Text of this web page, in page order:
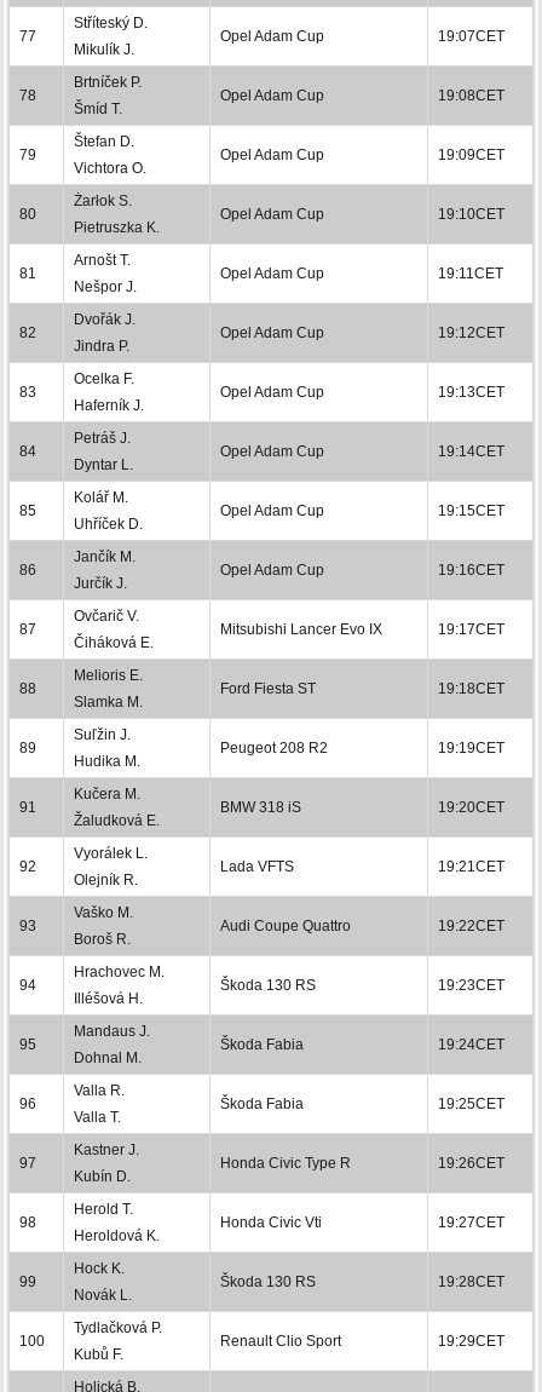
77
Stříteský D.
Mikulík J.
Opel Adam Cup 19:07CET
78
Brtníček P.
Šmíd T.
Opel Adam Cup 19:08CET
79
Štefan D.
Vichtora O.
Opel Adam Cup 19:09CET
80
Żarłok S.
Pietruszka K.
Opel Adam Cup 19:10CET
81
Arnošt T.
Nešpor J.
Opel Adam Cup 19:11CET
82
Dvořák J.
Jindra P.
Opel Adam Cup 19:12CET
83
Ocelka F.
Haferník J.
Opel Adam Cup 19:13CET
84
Petráš J.
Dyntar L.
Opel Adam Cup 19:14CET
85
Kolář M.
Uhříček D.
Opel Adam Cup 19:15CET
86
Jančík M.
Jurčík J.
Opel Adam Cup 19:16CET
87
Ovčarič V.
Čiháková E.
Mitsubishi Lancer Evo IX 19:17CET
88
Melioris E.
Slamka M.
Ford Fiesta ST 19:18CET
89
Suľžin J.
Hudika M.
Peugeot 208 R2 19:19CET
91
Kučera M.
Žaludková E.
BMW 318 iS 19:20CET
92
Vyorálek L.
Olejník R.
Lada VFTS 19:21CET
93
Vaško M.
Boroš R.
Audi Coupe Quattro 19:22CET
94
Hrachovec M.
Illéšová H.
Škoda 130 RS 19:23CET
95
Mandaus J.
Dohnal M.
Škoda Fabia 19:24CET
96
Valla R.
Valla T.
Škoda Fabia 19:25CET
97
Kastner J.
Kubín D.
Honda Civic Type R 19:26CET
98
Herold T.
Heroldová K.
Honda Civic Vti 19:27CET
99
Hock K.
Novák L.
Škoda 130 RS 19:28CET
100
Tydlačková P.
Kubů F.
Renault Clio Sport 19:29CET
Holická B.